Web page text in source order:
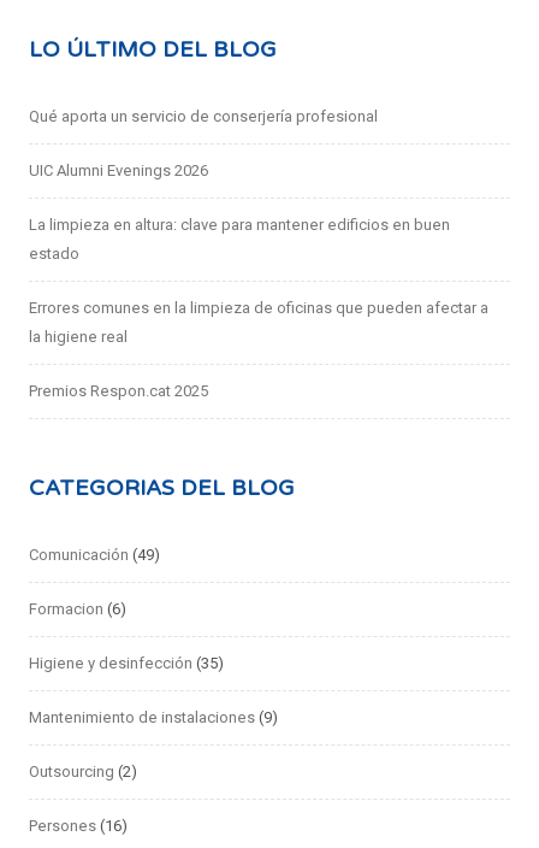
LO ÚLTIMO DEL BLOG
Qué aporta un servicio de conserjería profesional
UIC Alumni Evenings 2026
La limpieza en altura: clave para mantener edificios en buen
estado
Errores comunes en la limpieza de oficinas que pueden afectar a
la higiene real
Premios Respon.cat 2025
CATEGORIAS DEL BLOG
Comunicación (49)
Formacion (6)
Higiene y desinfección (35)
Mantenimiento de instalaciones (9)
Outsourcing (2)
Persones (16)